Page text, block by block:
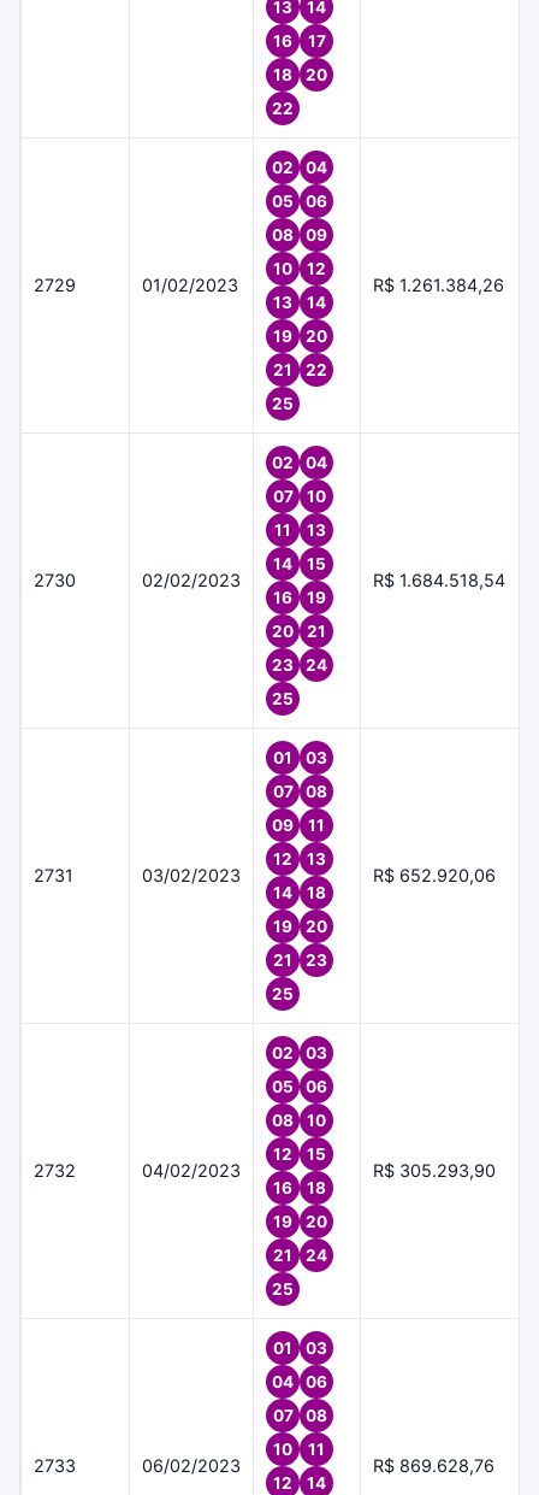
13
14
16
17
18
20
22
2729 01/02/2023
02
04
05
06
08
09
10
12
13
14
19
20
21
22
25
R$ 1.261.384,26
2730 02/02/2023
02
04
07
10
11
13
14
15
16
19
20
21
23
24
25
R$ 1.684.518,54
2731 03/02/2023
01
03
07
08
09
11
12
13
14
18
19
20
21
23
25
R$ 652.920,06
2732 04/02/2023
02
03
05
06
08
10
12
15
16
18
19
20
21
24
25
R$ 305.293,90
2733 06/02/2023
01
03
04
06
07
08
10
11
12
14
R$ 869.628,76